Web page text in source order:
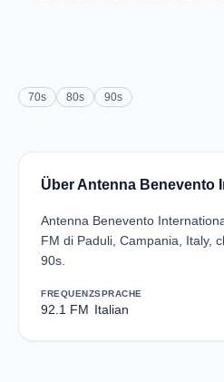
70s 80s 90s
Über Antenna Benevento
Antenna Benevento
FM di Paduli, Campania, Italy,
90s.
FREQUENZ
92.1 FM
SPRACHE
Italian